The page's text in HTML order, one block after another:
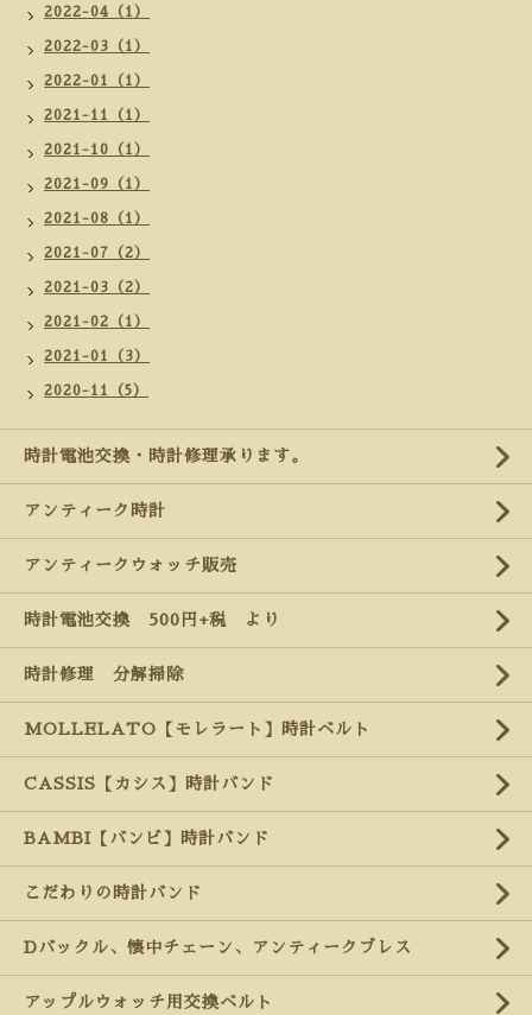
2022-04（1）
2022-03（1）
2022-01（1）
2021-11（1）
2021-10（1）
2021-09（1）
2021-08（1）
2021-07（2）
2021-03（2）
2021-02（1）
2021-01（3）
2020-11（5）
時計電池交換・時計修理承ります。
アンティーク時計
アンティークウォッチ販売
時計電池交換 500円+税 より
時計修理 分解掃除
MOLLELATO【モレラート】時計ベルト
CASSIS【カシス】時計バンド
BAMBI【バンビ】時計バンド
こだわりの時計バンド
Dバックル、懐中チェーン、アンティークブレス
アップルウォッチ用交換ベルト